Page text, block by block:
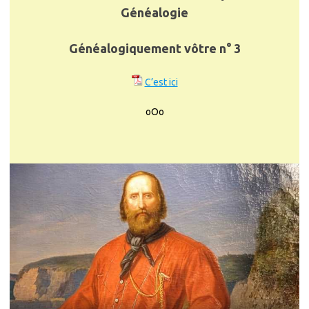
Généalogie
Généalogiquement vôtre n° 3
C’est ici
oOo